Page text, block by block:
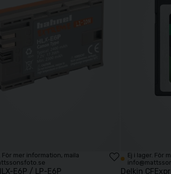
För mer information, maila
E6P / LP-E6P
Ej i lager. För
Delkin
Köp
Peak Design